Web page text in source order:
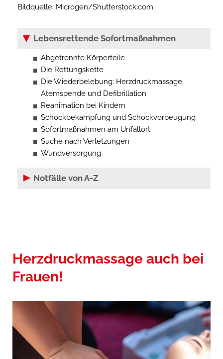
Bildquelle: Microgen/Shutterstock.com
Lebensrettende Sofortmaßnahmen
Abgetrennte Körperteile
Die Rettungskette
Die Wiederbelebung: Herzdruckmassage,
Atemspende und Defibrillation
Reanimation bei Kindern
Schockbekämpfung und Schockvorbeugung
Sofortmaßnahmen am Unfallort
Suche nach Verletzungen
Wundversorgung
Notfälle von A-Z
Herzdruckmassage auch bei
Frauen!